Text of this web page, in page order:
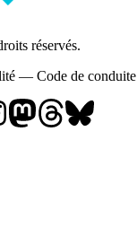
réservés.
— Code de conduite